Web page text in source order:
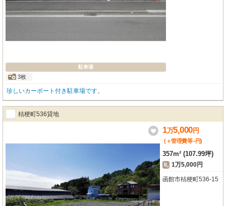
駐車場
3枚
珍しいカーポート付き駐車場です。
桔梗町536貸地
1万5,000円
(＋管理費等-円)
357m² (107.99坪)
礼 1万5,000円
函館市桔梗町536-15